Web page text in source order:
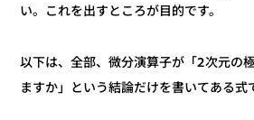
い。これを出すところが目的です。
以下は、全部、微分演算子が「2次元の
ますか」という結論だけを書いてある式